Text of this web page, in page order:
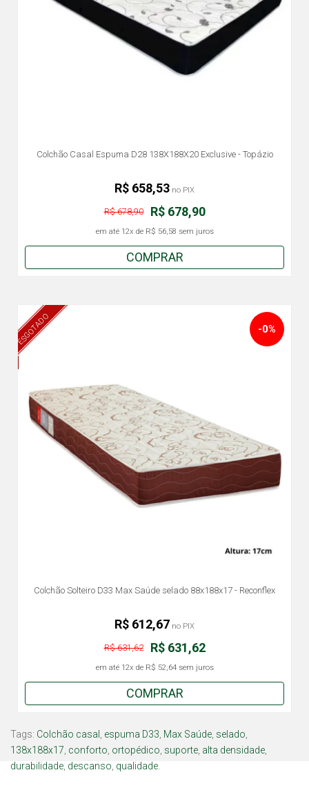
Colchão Casal Espuma D28 138X188X20 Exclusive - Topázio
R$ 678,90
R$ 678,90
em até 12x de R$ 56,58 sem juros
R$ 658,53 no PIX
COMPRAR
ESGOTADO
Colchão Solteiro D33 Max Saúde selado 88x188x17 - Reconflex
-0%
R$ 631,62
R$ 631,62
em até 12x de R$ 52,64sem juros
R$ 612,67 no PIX
COMPRAR
Tags: Colchão casal espuma D33 Max Saúde selado
138x188x17 conforto ortopédico suporte alta densidade
durabilidade descanso qualidade.